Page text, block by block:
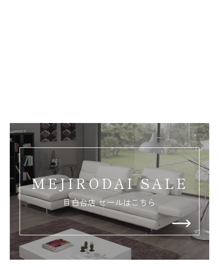
MEJIRODAI SALE
目白台店 セールはこちら